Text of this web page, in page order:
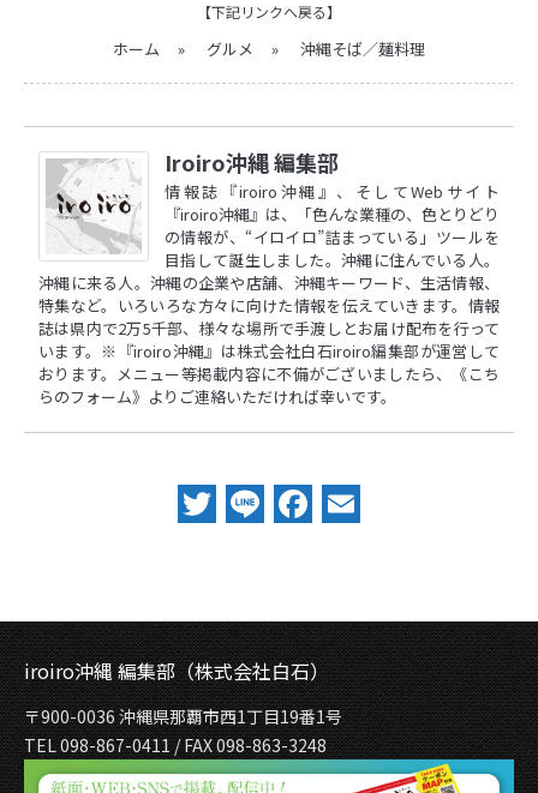
【下記リンクへ戻る】
ホーム » グルメ » 沖縄そば／麺料理
Iroiro沖縄 編集部
情報誌『iroiro沖縄』、そしてWebサイト
『iroiro沖縄』は、「色んな業種の、色とりどり
の情報が、“イロイロ”詰まっている」ツールを
目指して誕生しました。沖縄に住んでいる人。
沖縄に来る人。沖縄の企業や店舗、沖縄キーワード、生活情報、
特集など。いろいろな方々に向けた情報を伝えていきます。情報
誌は県内で2万5千部、様々な場所で手渡しとお届け配布を行って
います。※『iroiro沖縄』は株式会社白石iroiro編集部が運営して
おります。メニュー等掲載内容に不備がございましたら、
《こち
らのフォーム》 よりご連絡いただければ幸いです。
Twitter
LineFacebook
iroiro沖縄 編集部（株式会社白石）
〒900-0036 沖縄県那覇市西1丁目19番1号
TEL 098-867-0411 / FAX 098-863-3248